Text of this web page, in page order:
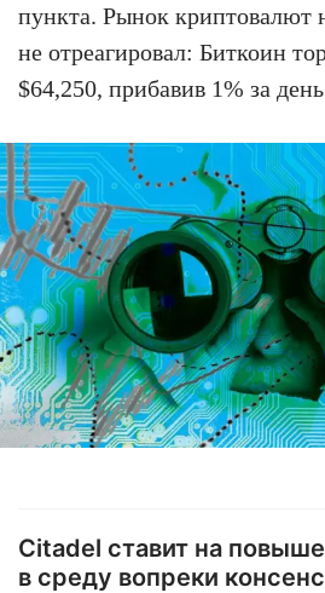
пункта. Рынок криптовалют
не отреагировал: Биткоин
$64,250, прибавив 1% за
Citadel ставит на
в среду вопреки